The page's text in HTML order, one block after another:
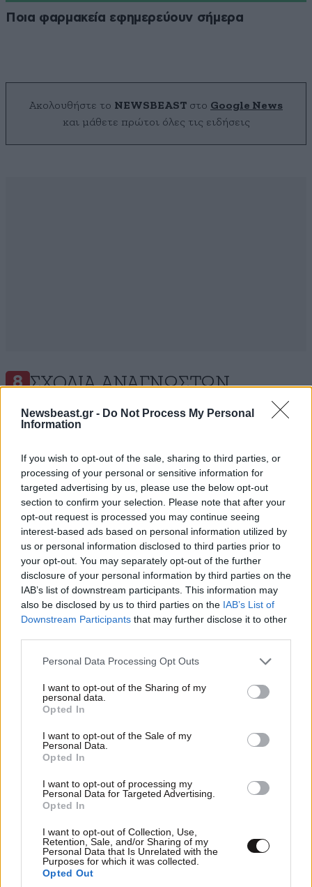
Newsbeast.gr - Do Not Process My Personal
Information
If you wish to opt-out of the sale, sharing to third parties, or
processing of your personal or sensitive information for
targeted advertising by us, please use the below opt-out
section to confirm your selection. Please note that after your
opt-out request is processed you may continue seeing
interest-based ads based on personal information utilized by
us or personal information disclosed to third parties prior to
your opt-out. You may separately opt-out of the further
disclosure of your personal information by third parties on the
IAB’s list of downstream participants. This information may
also be disclosed by us to third parties on the IAB’s List of
Downstream Participants that may further disclose it to other
Please note that this website/app uses one or more Google
not limited to your visit or usage behaviour. You may click to
grant or deny consent to Google and its third-party tags to
use your data for below specified purposes in below Google
consent section.
Personal Data Processing Opt Outs
I want to opt-out of the Sharing of my
personal data.
Opted In
I want to opt-out of the Sale of my
Personal Data.
Opted In
I want to opt-out of processing my
Personal Data for Targeted Advertising.
Opted In
I want to opt-out of Collection, Use,
Retention, Sale, and/or Sharing of my
Personal Data that Is Unrelated with the
Purposes for which it was collected.
Opted Out
Ποια φαρμακεία εφημερεύουν σήμερα
Ακολουθήστε το NEWSBEAST στο Google News
και μάθετε πρώτοι όλες τις ειδήσεις
8 ΣΧΌΛΙΑ ΑΝΑΓΝΩΣΤΏΝ
ΠΡΟΣΘΕΣΤΕ ΤΟ ΣΧΟΛΙΟ ΣΑΣ
Xαρακτήρες: 0/1000
Διαβάστε και ακολουθήστε τους κανόνες σχολιασμού
Απόδημος 26·07·2022 13:08
ποτάμι της Νέας Υόρκης, υπάρχει ένα από τα πιο
χρησιμοποιούμενα ελικοδρόμια στον κόσμο. Η
συνήθης πρακτική εκεί είναι το λεγόμενο touch and